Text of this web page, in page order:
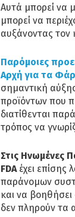
Αυτά μπορεί να
μπορεί να
αυξάνοντας τον
Παρόμοιες
Αρχή για τα
σημαντική
προϊόντων που
διατίθενται
τρόπος να
Στις Ηνωμένες
FDAέχει επίσης
παράνομων
και να
δεν πληρούν τα